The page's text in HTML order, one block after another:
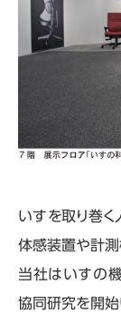
いすを取り巻く
体感装置や計測
当社はいすの
協同研究を開始